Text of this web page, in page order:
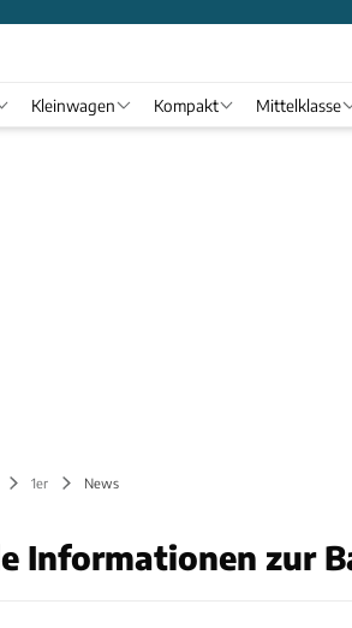
Kleinwagen Kompakt Mittelklasse
1er News
Informationen zur